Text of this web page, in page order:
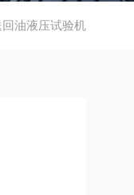
油液压试验机